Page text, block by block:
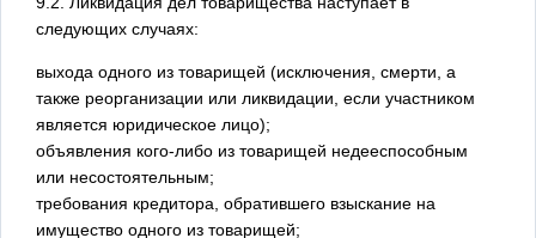
следующих случаях:
выхода одного из товарищей (исключения, смерти, а
также реорганизации или ликвидации, если участником
является юридическое лицо);
объявления кого-либо из товарищей недееспособным
или несостоятельным;
требования кредитора, обратившего взыскание на
имущество одного из товарищей;